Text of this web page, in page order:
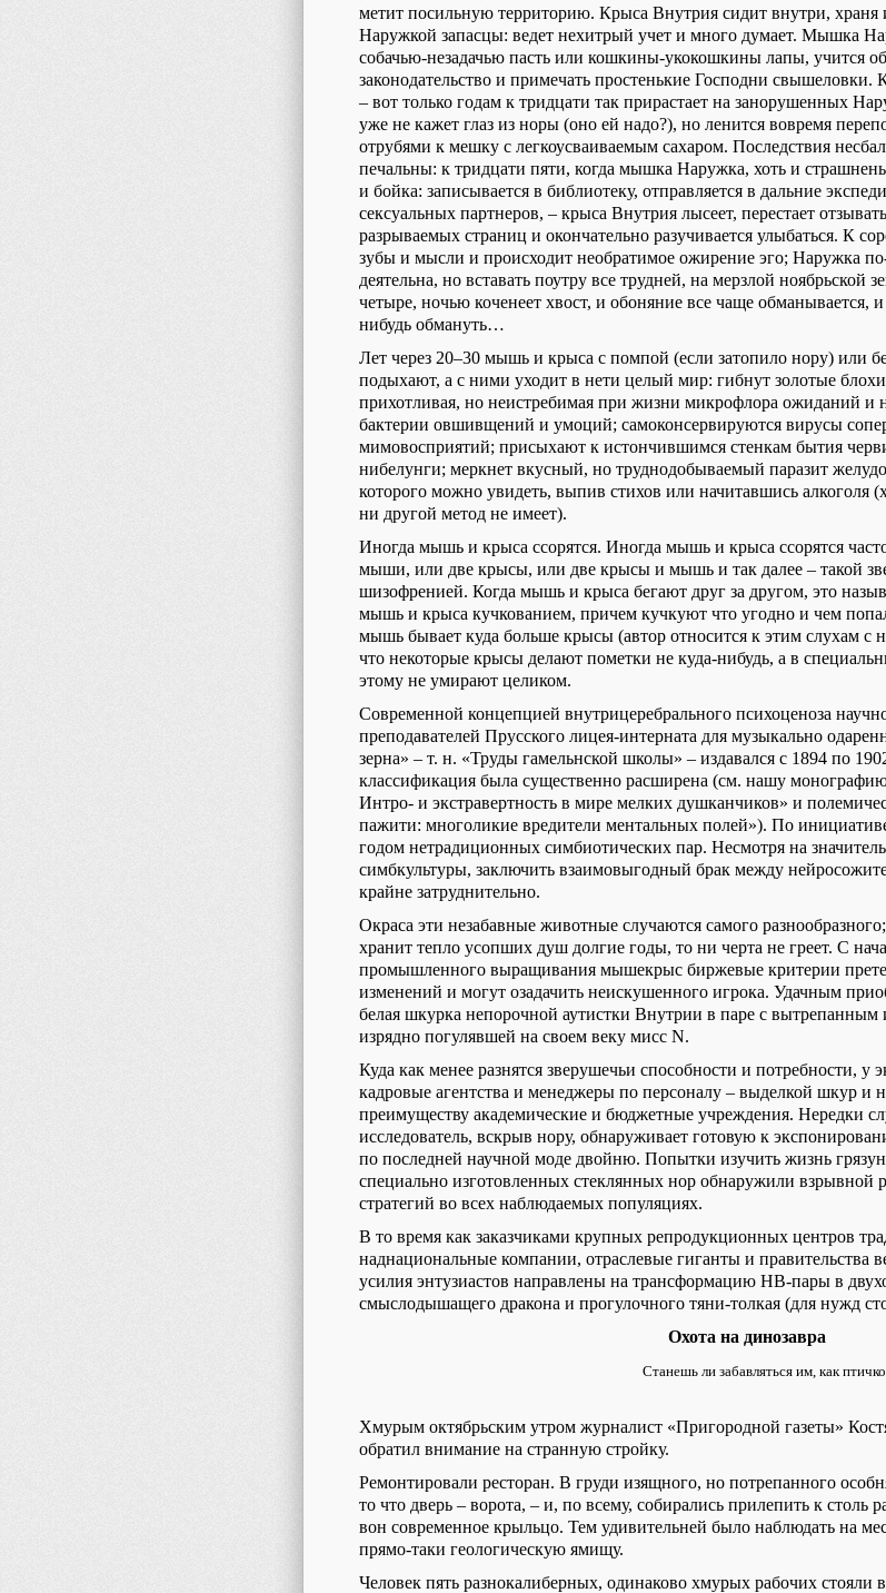
метит посильную территорию. Крыса Внутрия сидит внутри,
Наружкой запасцы: ведет нехитрый учет и много думает. Мышка
собачью-незадачью пасть или кошкины-укокошкины лапы, учится
законодательство и примечать простенькие Господни
– вот только годам к тридцати так прирастает на занорушенных
уже не кажет глаз из норы (оно ей надо?), но ленится вовремя
отрубями к мешку с легкоусваиваемым сахаром. Последствия
печальны: к тридцати пяти, когда мышка Наружка, хоть и
и бойка: записывается в библиотеку, отправляется в дальние
сексуальных партнеров, – крыса Внутрия лысеет, перестает
разрываемых страниц и окончательно разучивается улыбаться. К
зубы и мысли и происходит необратимое ожирение эго; Наружка
деятельна, но вставать поутру все трудней, на мерзлой ноябрьской
четыре, ночью коченеет хвост, и обоняние все чаще обманывается,
нибудь обмануть…
Лет через 20–30 мышь и крыса с помпой (если затопило нору) или
подыхают, а с ними уходит в нети целый мир: гибнут золотые
прихотливая, но неистребимая при жизни микрофлора ожиданий и
бактерии овшивщений и умоций; самоконсервируются вирусы
мимовосприятий; присыхают к истончившимся стенкам бытия
нибелунги; меркнет вкусный, но труднодобываемый паразит
которого можно увидеть, выпив стихов или начитавшись алкоголя
ни другой метод не имеет).
Иногда мышь и крыса ссорятся. Иногда мышь и крыса ссорятся
мыши, или две крысы, или две крысы и мышь и так далее – такой
шизофренией. Когда мышь и крыса бегают друг за другом, это
мышь и крыса кучкованием, причем кучкуют что угодно и чем
мышь бывает куда больше крысы (автор относится к этим слухам с
что некоторые крысы делают пометки не куда-нибудь, а в
этому не умирают целиком.
Современной концепцией внутрицеребрального психоценоза
преподавателей Прусского лицея-интерната для музыкально
зерна» – т. н. «Труды гамельнской школы» – издавался с 1894 по
классификация была существенно расширена (см. нашу
Интро- и экстравертность в мире мелких душканчиков» и
пажити: многоликие вредители ментальных полей»). По
годом нетрадиционных симбиотических пар. Несмотря на
симбкультуры, заключить взаимовыгодный брак между
крайне затруднительно.
Окраса эти незабавные животные случаются самого
хранит тепло усопших душ долгие годы, то ни черта не греет. С
промышленного выращивания мышекрыс биржевые критерии
изменений и могут озадачить неискушенного игрока. Удачным
белая шкурка непорочной аутистки Внутрии в паре с вытрепанным
изрядно погулявшей на своем веку мисс N.
Куда как менее разнятся зверушечьи способности и потребности, у
кадровые агентства и менеджеры по персоналу – выделкой шкур и
преимуществу академические и бюджетные учреждения. Нередки
исследователь, вскрыв нору, обнаруживает готовую к
по последней научной моде двойню. Попытки изучить жизнь
специально изготовленных стеклянных нор обнаружили взрывной
стратегий во всех наблюдаемых популяциях.
В то время как заказчиками крупных репродукционных центров
наднациональные компании, отраслевые гиганты и правительства
усилия энтузиастов направлены на трансформацию НВ-пары в
смыслодышащего дракона и прогулочного тяни-толкая (для нужд
Охота на динозавра
Станешь ли забавляться им, как
Хмурым октябрьским утром журналист «Пригородной газеты»
обратил внимание на странную стройку.
Ремонтировали ресторан. В груди изящного, но потрепанного
то что дверь – ворота, – и, по всему, собирались прилепить к столь
вон современное крыльцо. Тем удивительней было наблюдать на
прямо-таки геологическую ямищу.
Человек пять разнокалиберных, одинаково хмурых рабочих стояли